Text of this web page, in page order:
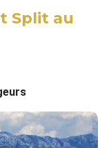
Split au